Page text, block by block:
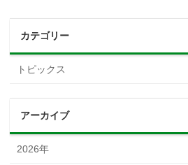
カテゴリー
トピックス
アーカイブ
2026年